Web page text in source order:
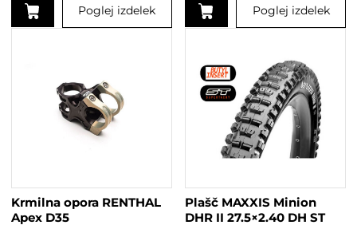
Poglej izdelek Poglej izdelek
Krmilna opora RENTHAL
Apex D35
Plašč MAXXIS Minion
DHR II 27.5×2.40 DH ST